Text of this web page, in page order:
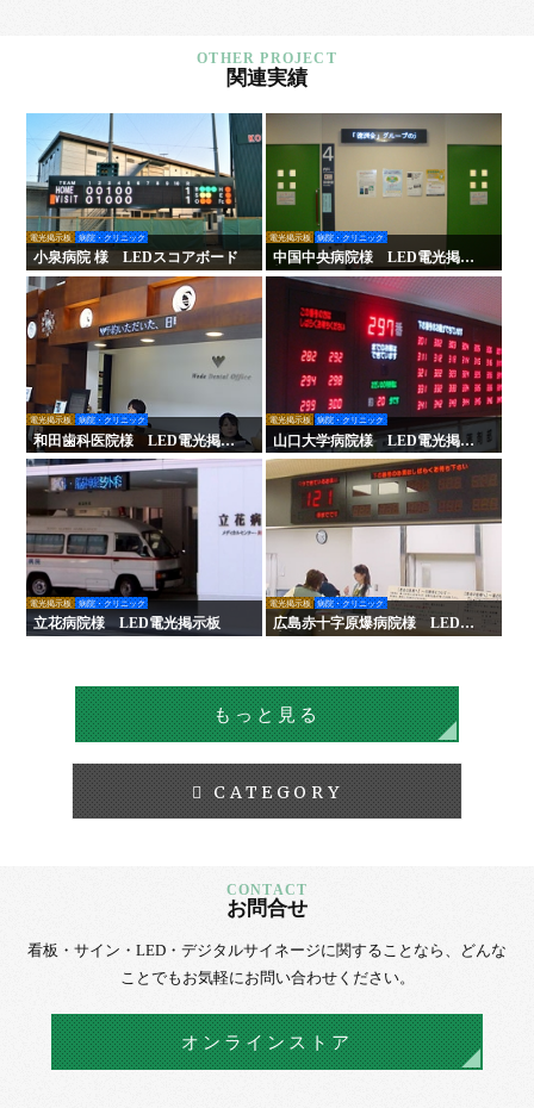
関連実績
電光掲示板 病院・クリニック
小泉病院 様 LEDスコアボード
電光掲示板 病院・クリニック
中国中央病院様 LED電光掲示
板
電光掲示板 病院・クリニック
和田歯科医院様 LED電光掲示
板
電光掲示板 病院・クリニック
山口大学病院様 LED電光掲示
板
電光掲示板 病院・クリニック
立花病院様 LED電光掲示板
電光掲示板 病院・クリニック
広島赤十字原爆病院様 LED電
光掲示板
もっと見る
CATEGORY
お問合せ
看板・サイン・LED・デジタルサイネージに関することなら、
どんな
ことでもお気軽にお問い合わせください。
オンラインストア